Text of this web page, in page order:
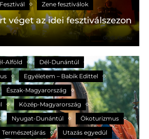
Fesztivál Zene fesztiválok
véget az idei fesztiválszezon
Holnap - GOGOGO
Aktív turizmus
Alföld
Dél-Dunántúl
Egyéletem – Babik Edittel
Észak-Magyarország
Közép-Magyarország
Nyugat-Dunántúl
Ökoturizmus
Természetjárás Utazás egyedül